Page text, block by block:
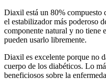
Diaxil está un 80% compuesto
el estabilizador más poderoso
componente natural y no tiene
pueden usarlo libremente.
Diaxil es excelente porque no
cuerpo de los diabéticos. Lo
beneficiosos sobre la